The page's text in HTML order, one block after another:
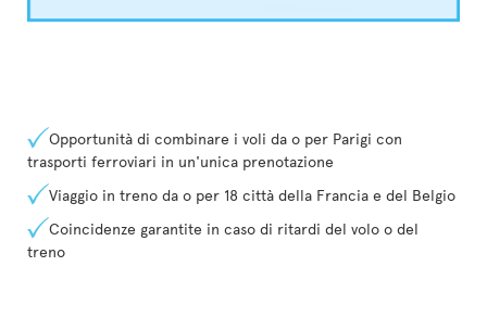
Opportunità di combinare i voli da o per Parigi con
trasporti ferroviari in un'unica prenotazione
Viaggio in treno da o per 18 città della Francia e del Belgio
Coincidenze garantite in caso di ritardi del volo o del
treno